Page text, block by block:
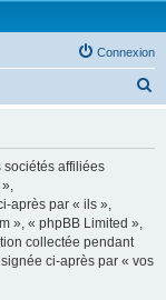
Connexion
affiliées
après par « ils »,
», « phpBB Limited »,
collectée pendant
ci-après par « vos